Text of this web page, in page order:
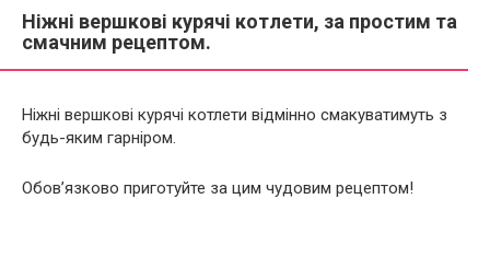
Ніжні вершкові курячі котлети, за простим та
смачним рецептом.
Ніжні вершкові курячі котлети відмінно смакуватимуть з
будь-яким гарніром.
Обов’язково приготуйте за цим чудовим рецептом!